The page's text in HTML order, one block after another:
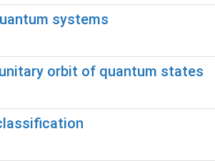
systems
orbit of quantum states